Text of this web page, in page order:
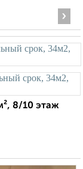
›
8/10 этаж